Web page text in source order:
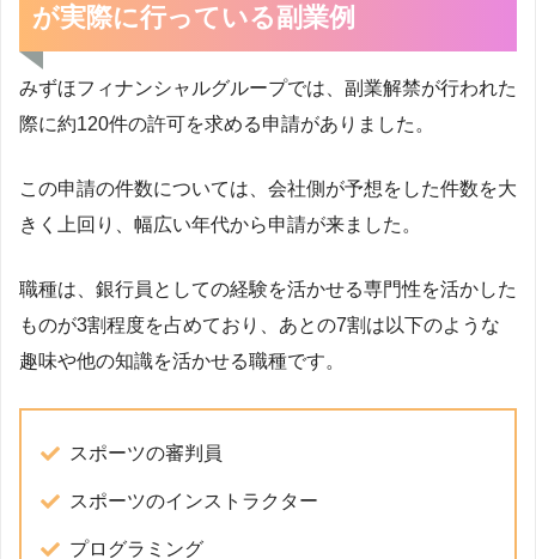
が実際に行っている副業例
みずほフィナンシャルグループでは、副業解禁が行われた
際に約120件の許可を求める申請がありました。
この申請の件数については、会社側が予想をした件数を大
きく上回り、幅広い年代から申請が来ました。
職種は、銀行員としての経験を活かせる専門性を活かした
ものが3割程度を占めており、あとの7割は以下のような
趣味や他の知識を活かせる職種です。
スポーツの審判員
スポーツのインストラクター
プログラミング